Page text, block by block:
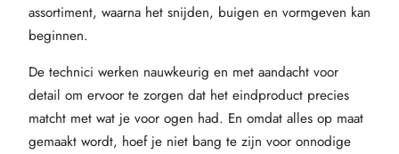
assortiment, waarna het snijden, buigen en vormgeven kan
beginnen.
De technici werken nauwkeurig en met aandacht voor
detail om ervoor te zorgen dat het eindproduct precies
matcht met wat je voor ogen had. En omdat alles op maat
gemaakt wordt, hoef je niet bang te zijn voor onnodige